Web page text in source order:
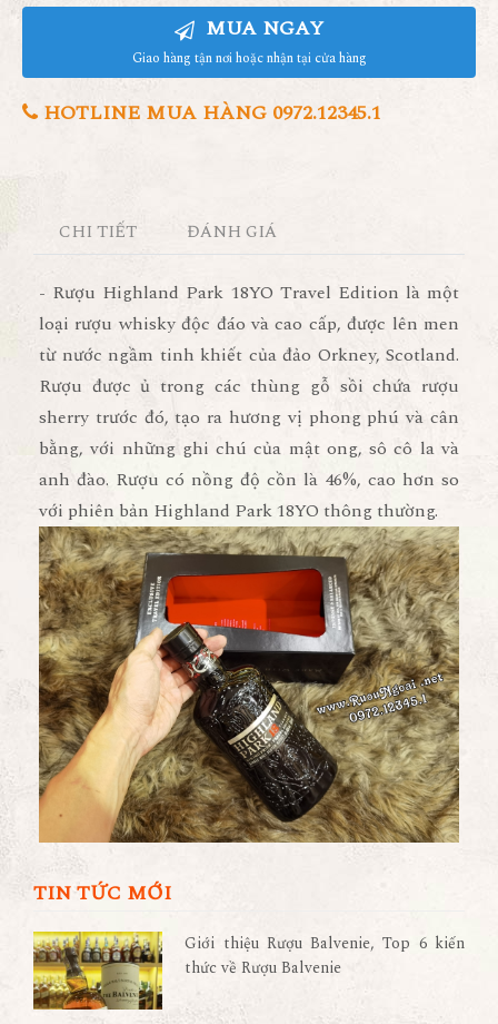
MUA NGAY
Giao hàng tận nơi hoặc nhận tại cửa hàng
HOTLINE MUA HÀNG 0972.12345.1
CHI TIẾT ĐÁNH GIÁ
- Rượu Highland Park 18YO Travel Edition là một
loại rượu whisky độc đáo và cao cấp, được lên men
từ nước ngầm tinh khiết của đảo Orkney, Scotland.
Rượu được ủ trong các thùng gỗ sồi chứa rượu
sherry trước đó, tạo ra hương vị phong phú và cân
bằng, với những ghi chú của mật ong, sô cô la và
anh đào. Rượu có nồng độ cồn là 46%, cao hơn so
với phiên bản Highland Park 18YO thông thường.
TIN TỨC MỚI
Giới thiệu Rượu Balvenie, Top 6 kiến
thức về Rượu Balvenie